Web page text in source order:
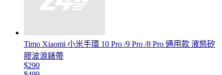
Timo Xiaomi 小米手環 10 Pro /9 Pro /8 Pro 通用款 液態矽
膠波浪錶帶
$290